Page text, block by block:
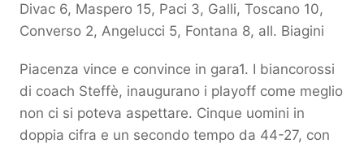
Divac 6, Maspero 15, Paci 3, Galli, Toscano 10,
Converso 2, Angelucci 5, Fontana 8, all. Biagini
Piacenza vince e convince in gara1. I biancorossi
di coach Steffè, inaugurano i playoff come meglio
non ci si poteva aspettare. Cinque uomini in
doppia cifra e un secondo tempo da 44-27, con